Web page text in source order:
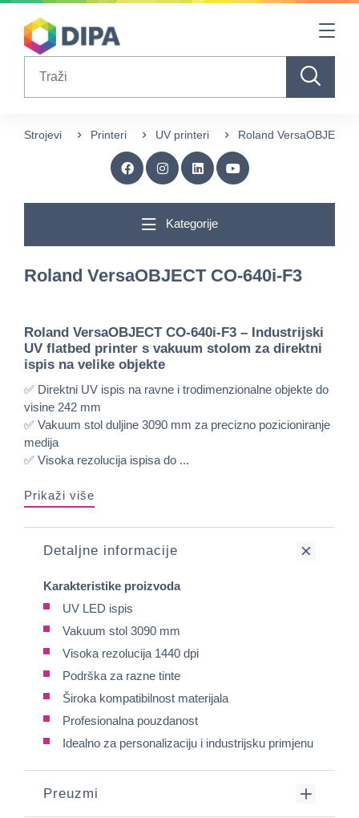
Table Of Content
Strojevi Printeri UV printeri Roland VersaOBJECT
Kategorije
Roland VersaOBJECT CO-640i-F3
Roland VersaOBJECT CO-640i-F3 – Industrijski
UV flatbed printer s vakuum stolom za direktni
ispis na velike objekte
✅ Direktni UV ispis na ravne i trodimenzionalne objekte do
visine 242 mm
✅ Vakuum stol duljine 3090 mm za precizno pozicioniranje
medija
✅ Visoka rezolucija ispisa do ...
Prikaži više
Detaljne informacije
Karakteristike proizvoda
UV LED ispis
Vakuum stol 3090 mm
Visoka rezolucija 1440 dpi
Podrška za razne tinte
Široka kompatibilnost materijala
Profesionalna pouzdanost
Idealno za personalizaciju i industrijsku primjenu
Preuzmi